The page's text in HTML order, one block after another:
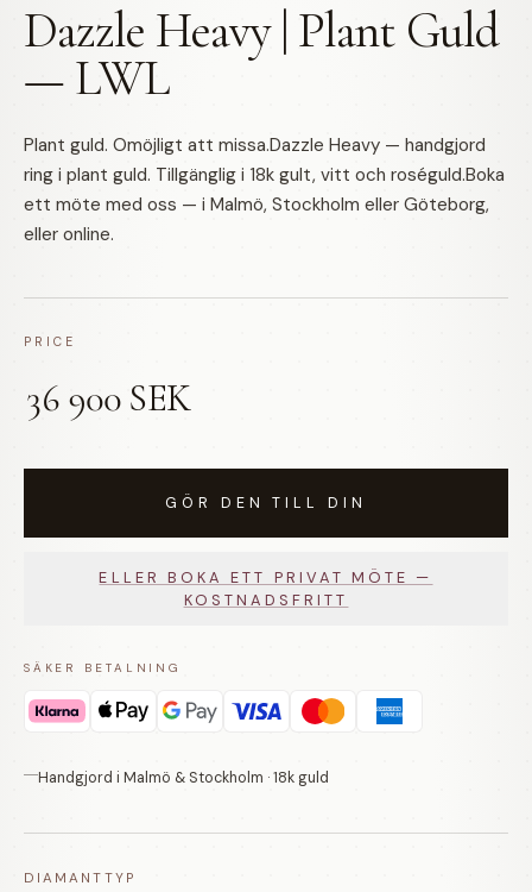
Dazzle Heavy | Plant Guld
— LWL
Plant guld. Omöjligt att missa.Dazzle Heavy — handgjord
ring i plant guld. Tillgänglig i 18k gult, vitt och roséguld.Boka
ett möte med oss — i Malmö, Stockholm eller Göteborg,
eller online.
PRICE
36 900 SEK
GÖR DEN TILL DIN
ELLER BOKA ETT PRIVAT MÖTE —
KOSTNADSFRITT
SÄKER BETALNING
Handgjord i Malmö & Stockholm · 18k guld
DIAMANTTYP